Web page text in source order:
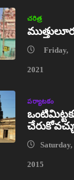
చరిత్ర
Friday,
2021
పర్యాటకం
2015